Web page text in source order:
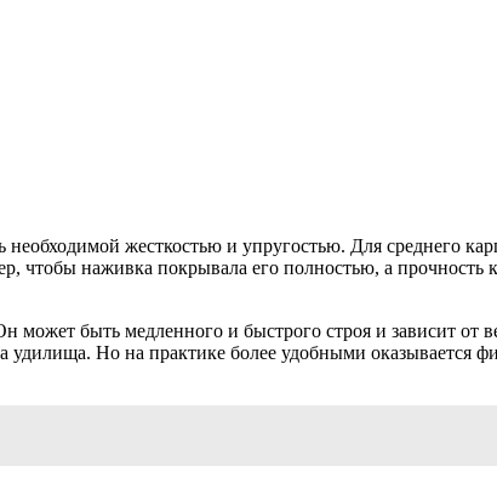
жесткостью и упругостью. Для среднего
чтобы наживка покрывала его полностью, а прочность
может быть медленного и быстрого строя и зависит от
Но на практике более удобными оказывается